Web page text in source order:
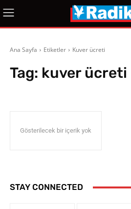
Ana Sayfa Etiketler Kuver ücreti
Tag: kuver ücreti
Gösterilecek bir içerik yok
STAY CONNECTED